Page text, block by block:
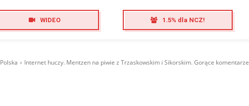
WIDEO 1.5% dla NCZ!
Polska Internet huczy. Mentzen na piwie z Trzaskowskim i Sikorskim. Gorące komentarze